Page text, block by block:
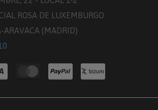
ROSA DE LUXEMBURGO
ARAVACA (MADRID)